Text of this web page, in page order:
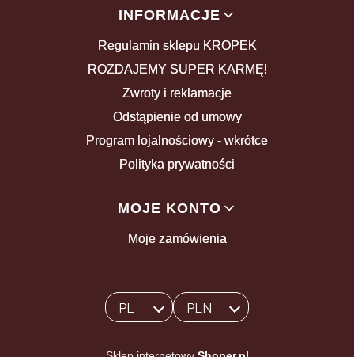
INFORMACJE
Regulamin sklepu KROPEK
ROZDAJEMY SUPER KARMĘ!
Zwroty i reklamacje
Odstąpienie od umowy
Program lojalnościowy - wkrótce
Polityka prywatności
MOJE KONTO
Moje zamówienia
Wybrany język:
PL
polski Wybrana waluta:
PLN